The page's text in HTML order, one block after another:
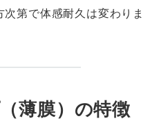
第で体感耐久は変わりま
薄膜）の特徴